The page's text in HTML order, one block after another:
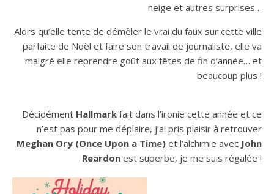
neige et autres surprises…
Alors qu’elle tente de démêler le vrai du faux sur cette ville
parfaite de Noël et faire son travail de journaliste, elle va
malgré elle reprendre goût aux fêtes de fin d’année… et
beaucoup plus !
Décidément Hallmark fait dans l’ironie cette année et ce
n’est pas pour me déplaire, j’ai pris plaisir à retrouver
Meghan Ory (Once Upon a Time) et l’alchimie avec John
Reardon est superbe, je me suis régalée !